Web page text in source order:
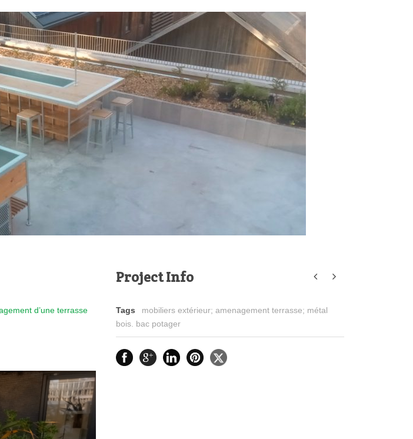
Project Info
Tags
mobiliers extérieur; amenagement terrasse; métal
bois. bac potager
d’une terrasse